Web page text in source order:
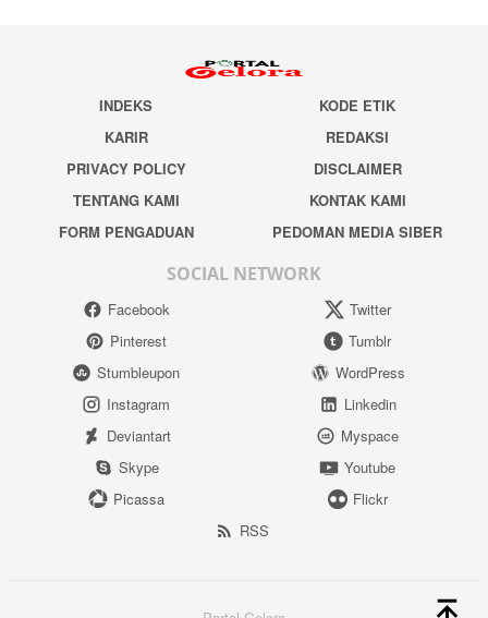
INDEKS
KODE ETIK
KARIR
REDAKSI
PRIVACY POLICY
DISCLAIMER
TENTANG KAMI
KONTAK KAMI
FORM PENGADUAN
PEDOMAN MEDIA SIBER
SOCIAL NETWORK
Facebook
Twitter
Pinterest
Tumblr
Stumbleupon
WordPress
Instagram
Linkedin
Deviantart
Myspace
Skype
Youtube
Picassa
Flickr
RSS